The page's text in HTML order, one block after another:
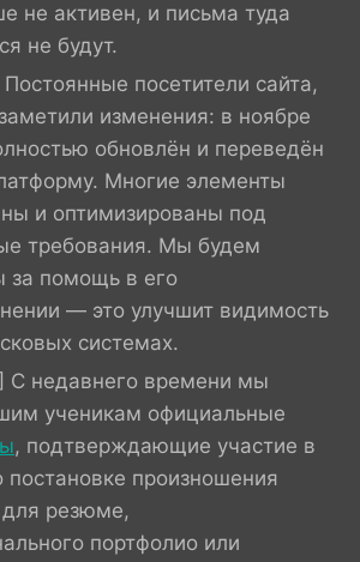
не активен, и письма туда
не будут.
Постоянные посетители сайта,
изменения: в ноябре
обновлён и переведён
Многие элементы
и оптимизированы под
требования. Мы будем
за помощь в его
— это улучшит видимость
системах.
С недавнего времени мы
ученикам официальные
, подтверждающие участие в
постановке произношения
резюме,
портфолио или